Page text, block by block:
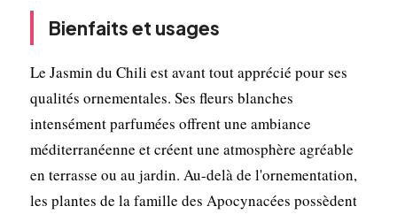
Bienfaits et usages
Le Jasmin du Chili est avant tout apprécié pour ses
qualités ornementales. Ses fleurs blanches
intensément parfumées offrent une ambiance
méditerranéenne et créent une atmosphère agréable
en terrasse ou au jardin. Au-delà de l'ornementation,
les plantes de la famille des Apocynacées possèdent